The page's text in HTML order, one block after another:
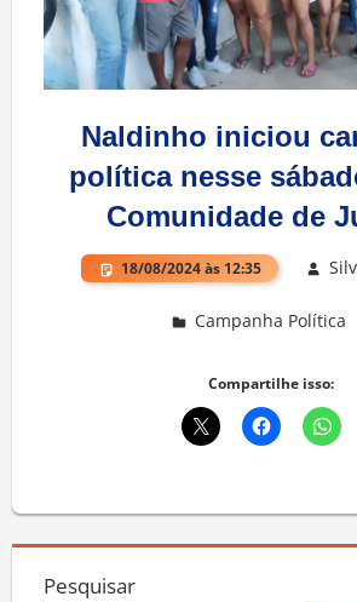
Naldinho iniciou
política nesse
Comunidade de
18/08/2024 às 12:35
Campanha Política
Compartilhe isso:
Pesquisar